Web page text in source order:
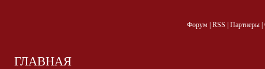
Форум| RSS Партнеры|
ГЛАВНАЯ